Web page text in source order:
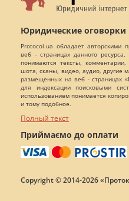
Юридические оговорки
Protocol.ua обладает
веб - страницах данного
понимаются тексты,
шота, сканы, видео, аудио, другие
размещенных на веб - страницах
для индексации поисковыми
использованием понимается
и тому подобное.
Полный текст
Приймаємо до оплати
Copyright © 2014-2026